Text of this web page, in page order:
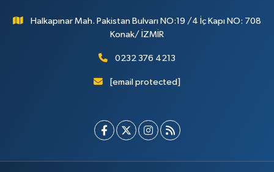
Halkapınar Mah. Pakistan Bulvarı NO:19 /4 İç Kapı NO: 708
Konak/ İZMİR
0232 376 4213
[email protected]